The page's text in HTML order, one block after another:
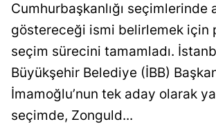
Cumhurbaşkanlığı seçimlerinde
göstereceği ismi belirlemek için
seçim sürecini tamamladı.
Büyükşehir Belediye (İBB)
İmamoğlu’nun tek aday olarak
seçimde, Zonguld...